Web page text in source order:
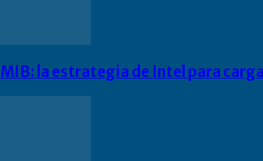
la estrategia de Intel para